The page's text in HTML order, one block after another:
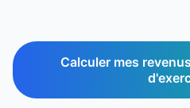
Calculer mes